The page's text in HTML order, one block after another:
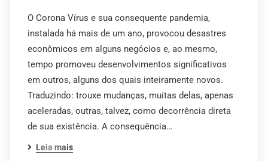
O Corona Vírus e sua consequente pandemia,
instalada há mais de um ano, provocou desastres
econômicos em alguns negócios e, ao mesmo,
tempo promoveu desenvolvimentos significativos
em outros, alguns dos quais inteiramente novos.
Traduzindo: trouxe mudanças, muitas delas, apenas
aceleradas, outras, talvez, como decorrência direta
de sua existência. A consequência…
Leia mais